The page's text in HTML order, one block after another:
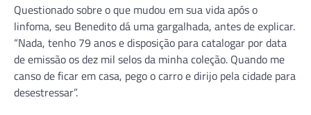
Questionado sobre o que mudou em sua vida após o
linfoma, seu Benedito dá uma gargalhada, antes de explicar.
“Nada, tenho 79 anos e disposição para catalogar por data
de emissão os dez mil selos da minha coleção. Quando me
canso de ficar em casa, pego o carro e dirijo pela cidade para
desestressar”.